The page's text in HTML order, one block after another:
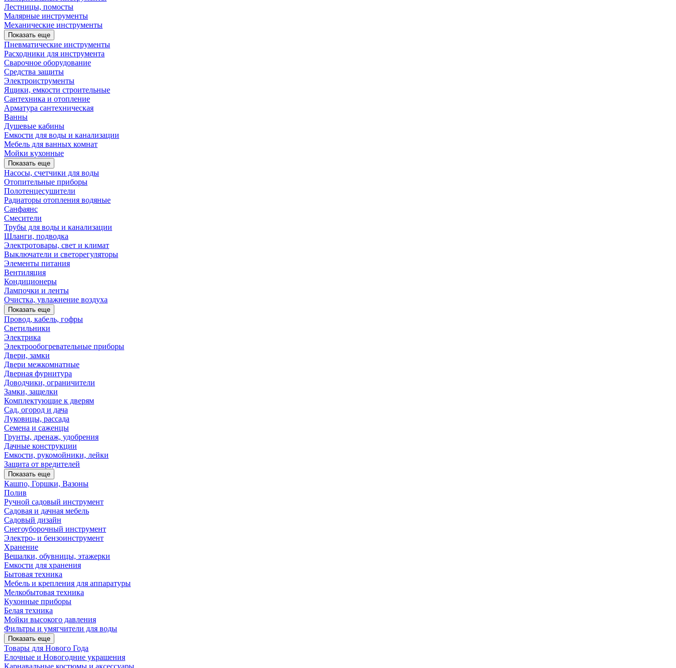
Лестницы, помосты
Малярные инструменты
Механические инструменты
Показать еще
Пневматические инструменты
Расходники для инструмента
Сварочное оборудование
Средства защиты
Электроиструменты
Ящики, емкости строительные
Сантехника и отопление
Арматура сантехническая
Ванны
Душевые кабины
Емкости для воды и канализации
Мебель для ванных комнат
Мойки кухонные
Показать еще
Насосы, счетчики для воды
Отопительные приборы
Полотенцесушители
Радиаторы отопления водяные
Санфаянс
Смесители
Трубы для воды и канализации
Шланги, подводка
Электротовары, свет и климат
Выключатели и светорегуляторы
Элементы питания
Вентиляция
Кондиционеры
Лампочки и ленты
Очистка, увлажнение воздуха
Показать еще
Провод, кабель, гофры
Светильники
Электрика
Электрообогревательные приборы
Двери, замки
Двери межкомнатные
Дверная фурнитура
Доводчики, ограничители
Замки, защелки
Комплектующие к дверям
Сад, огород и дача
Луковицы, рассада
Семена и саженцы
Грунты, дренаж, удобрения
Дачные конструкции
Емкости, рукомойники, лейки
Защита от вредителей
Показать еще
Кашпо, Горшки, Вазоны
Полив
Ручной садовый инструмент
Садовая и дачная мебель
Садовый дизайн
Снегоуборочный инструмент
Электро- и бензоинструмент
Хранение
Вешалки, обувницы, этажерки
Емкости для хранения
Бытовая техника
Мебель и крепления для аппаратуры
Мелкобытовая техника
Кухонные приборы
Белая техника
Мойки высокого давления
Фильтры и умягчители для воды
Показать еще
Товары для Нового Года
Елочные и Новогодние украшения
Карнавальные костюмы и аксессуары